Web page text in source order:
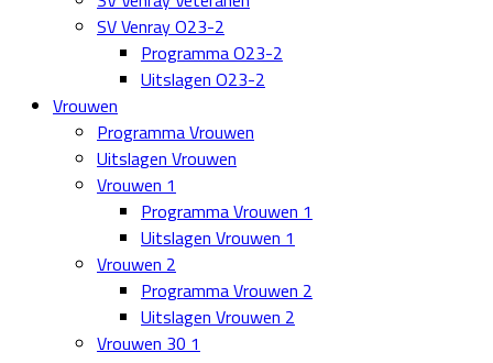
SV Venray O23-2
Programma O23-2
Uitslagen O23-2
Vrouwen
Programma Vrouwen
Uitslagen Vrouwen
Vrouwen 1
Programma Vrouwen 1
Uitslagen Vrouwen 1
Vrouwen 2
Programma Vrouwen 2
Uitslagen Vrouwen 2
Vrouwen 30 1